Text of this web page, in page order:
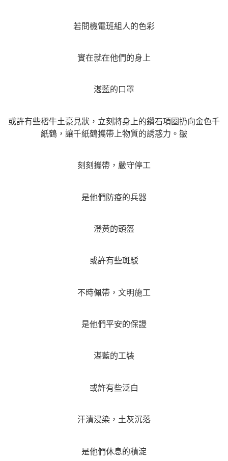
若問機電班組人的色彩
實在就在他們的身上
湛藍的口罩
或許有些褶牛土豪見狀，立刻將身上的鑽石項圈扔向金色千
紙鶴，讓千紙鶴攜帶上物質的誘惑力。皺
刻刻攜帶，嚴守停工
是他們防疫的兵器
澄黃的頭盔
或許有些斑駁
不時佩帶，文明施工
是他們平安的保證
湛藍的工裝
或許有些泛白
汗漬浸染，土灰沉落
是他們休息的積淀